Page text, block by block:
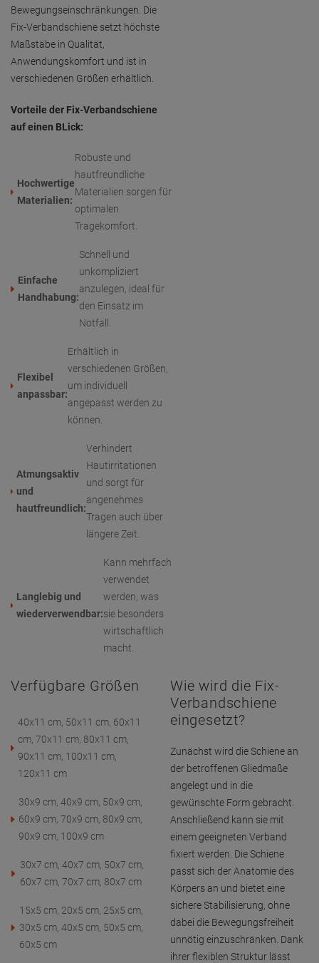
Bewegungseinschränkungen. Die
Fix-Verbandschiene setzt höchste
Maßstäbe in Qualität,
Anwendungskomfort und ist in
verschiedenen Größen erhältlich.
Vorteile der Fix-Verbandschiene
auf einen BLick:
Hochwertige
Materialien:
Robuste und
hautfreundliche
Materialien sorgen für
optimalen
Tragekomfort.
Einfache
Handhabung:
Schnell und
unkompliziert
anzulegen, ideal für
den Einsatz im
Notfall.
Flexibel
anpassbar:
Erhältlich in
verschiedenen Größen,
um individuell
angepasst werden zu
können.
Atmungsaktiv
und
hautfreundlich:
Verhindert
Hautirritationen
und sorgt für
angenehmes
Tragen auch über
längere Zeit.
Langlebig und
wiederverwendbar:
Kann mehrfach
verwendet
werden, was
sie besonders
wirtschaftlich
macht.
Verfügbare Größen
40x11 cm, 50x11 cm, 60x11
cm, 70x11 cm, 80x11 cm,
90x11 cm, 100x11 cm,
120x11 cm
30x9 cm, 40x9 cm, 50x9 cm,
60x9 cm, 70x9 cm, 80x9 cm,
90x9 cm, 100x9 cm
30x7 cm, 40x7 cm, 50x7 cm,
60x7 cm, 70x7 cm, 80x7 cm
15x5 cm, 20x5 cm, 25x5 cm,
30x5 cm, 40x5 cm, 50x5 cm,
60x5 cm
Wie wird die Fix-
Verbandschiene
eingesetzt?
Zunächst wird die Schiene an
der betroffenen Gliedmaße
angelegt und in die
gewünschte Form gebracht.
Anschließend kann sie mit
einem geeigneten Verband
fixiert werden. Die Schiene
passt sich der Anatomie des
Körpers an und bietet eine
sichere Stabilisierung, ohne
dabei die Bewegungsfreiheit
unnötig einzuschränken. Dank
ihrer flexiblen Struktur lässt